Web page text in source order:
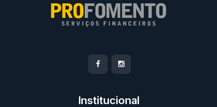
Institucional